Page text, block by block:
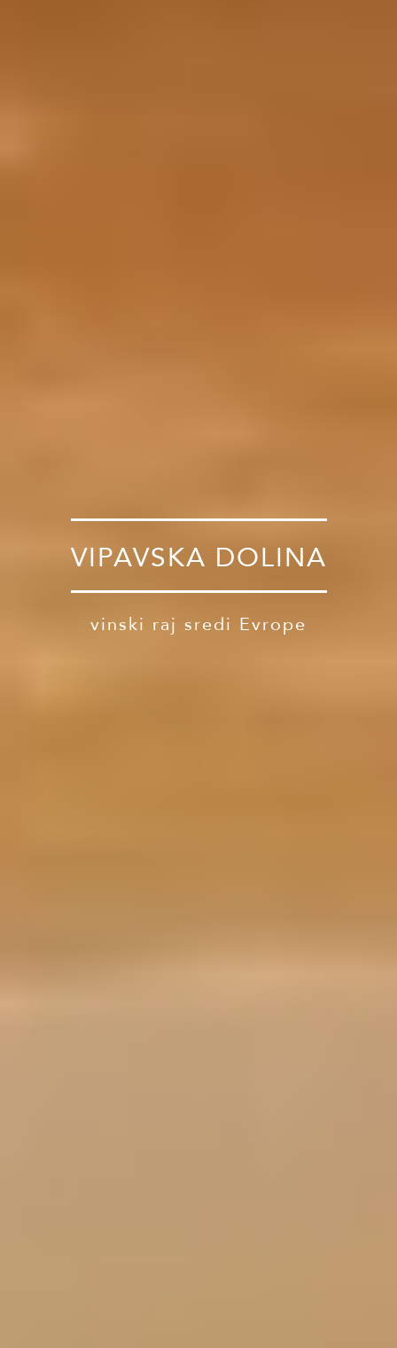
VIPAVSKA DOLINA
vinski raj sredi Evrope